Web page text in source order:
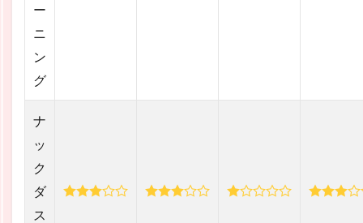
ー
ニ
ン
グ
ナ
ッ
ク
ダ
ス